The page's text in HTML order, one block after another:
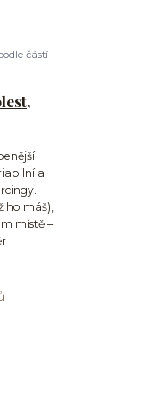
částí
a
ho máš),
místě –